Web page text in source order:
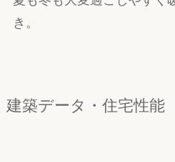
き。
建築データ・住宅性能